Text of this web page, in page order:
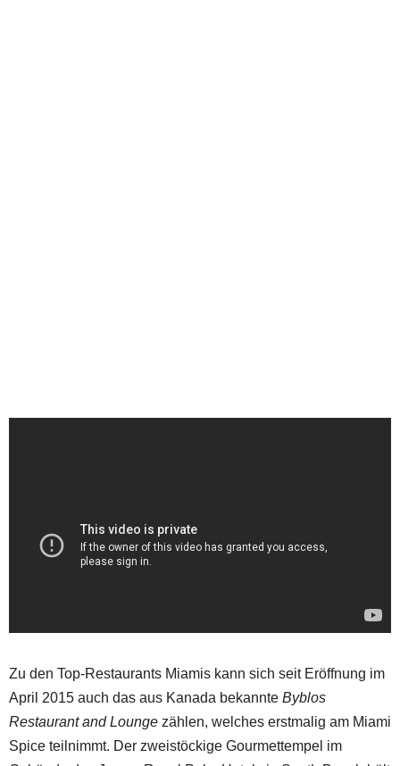
Zu den Top-Restaurants Miamis kann sich seit Eröffnung im
April 2015 auch das aus Kanada bekannte Byblos
Restaurant and Lounge zählen, welches erstmalig am Miami
Spice teilnimmt. Der zweistöckige Gourmettempel im